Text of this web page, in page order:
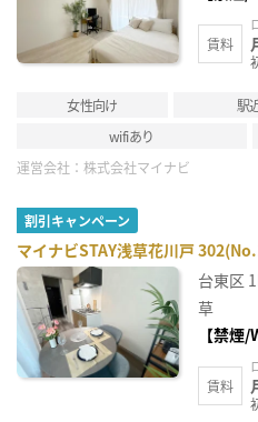
賃料
女性向け 駅
wifiあり
運営会社： 株式会社マイナビ
割引キャンペーン
マイナビSTAY浅草花川戸
台東区
草
【禁煙/
賃料